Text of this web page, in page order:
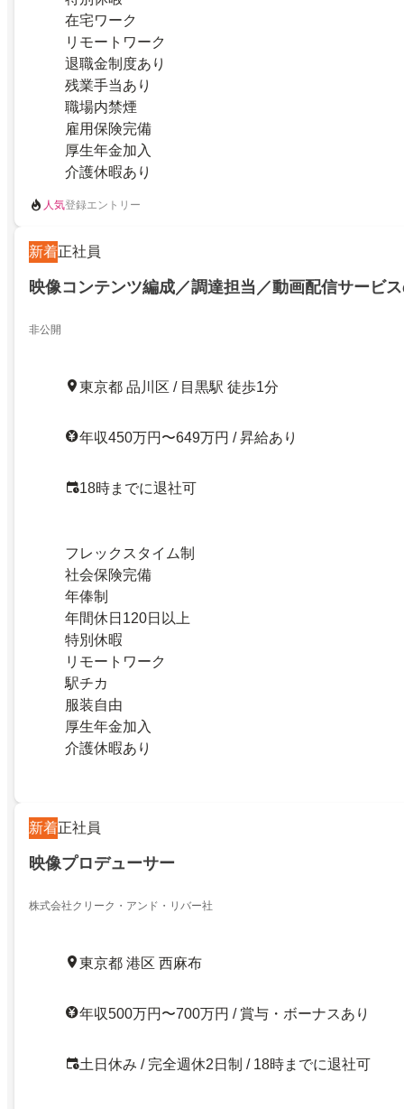
在宅ワーク
リモートワーク
退職金制度あり
残業手当あり
職場内禁煙
雇用保険完備
厚生年金加入
介護休暇あり
人気登録エントリー
新着正社員
映像コンテンツ編成／調達担当／動画配信サービ
非公開
東京都 品川区 / 目黒駅 徒歩1分
年収450万円〜649万円 / 昇給あり
18時までに退社可
フレックスタイム制
社会保険完備
年俸制
年間休日120日以上
特別休暇
リモートワーク
駅チカ
服装自由
厚生年金加入
介護休暇あり
新着正社員
映像プロデューサー
株式会社クリーク・アンド・リバー社
東京都 港区 西麻布
年収500万円〜700万円 / 賞与・ボーナスあり
土日休み / 完全週休2日制 / 18時までに退社可